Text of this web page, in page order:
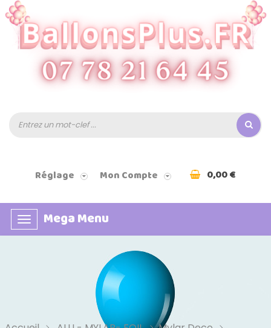
Réglage Mon Compte 0,00 €
Basculer
la
Mega Menu